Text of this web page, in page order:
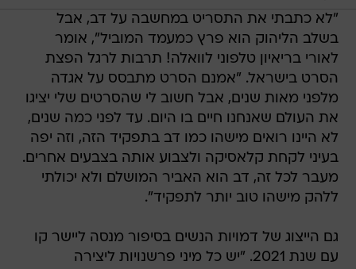
"לא כתבתי את התסריט במחשבה על דב, אבל
בשלב הליהוק הוא פרץ כמעמד המוביל", אומר
לאורי בריאיון טלפוני לוואלה! תרבות לרגל הפצת
הסרט בישראל. "אמנם הסרט מתבסס על אגדה
מלפני מאות שנים, אבל חשוב לי שהסרטים שלי יציגו
את העולם שאנחנו חיים בו היום. עד לפני כמה שנים,
לא היינו רואים מישהו כמו דב בתפקיד הזה, וזה יפה
בעיני לקחת קלאסיקה ולצבוע אותה בצבעים אחרים.
מעבר לכל זה, דב הוא האביר המושלם ולא יכולתי
ללהק מישהו טוב יותר לתפקיד".
גם הייצוג של דמויות הנשים בסיפור מנסה ליישר קו
עם שנת 2021. "יש כל מיני פרשנויות ליצירה